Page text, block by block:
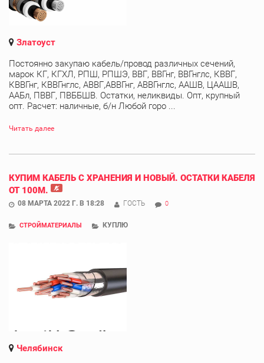
Златоуст
Постоянно закупаю кабель/провод различных сечений,
марок КГ, КГХЛ, РПШ, РПШЭ, ВВГ, ВВГнг, ВВГнглс, КВВГ,
КВВГнг, КВВГнглс, АВВГ,АВВГнг, АВВГнглс, ААШВ, ЦААШВ,
ААБл, ПВВГ, ПВББШВ. Остатки, неликвиды. Опт, крупный
опт. Расчет: наличные, б/н Любой горо ...
Читать далее
КУПИМ КАБЕЛЬ С ХРАНЕНИЯ И НОВЫЙ. ОСТАТКИ КАБЕЛЯ
ОТ 100М.
08 МАРТА 2022 Г. В 18:28 ГОСТЬ 0
СТРОЙМАТЕРИАЛЫ КУПЛЮ
Челябинск